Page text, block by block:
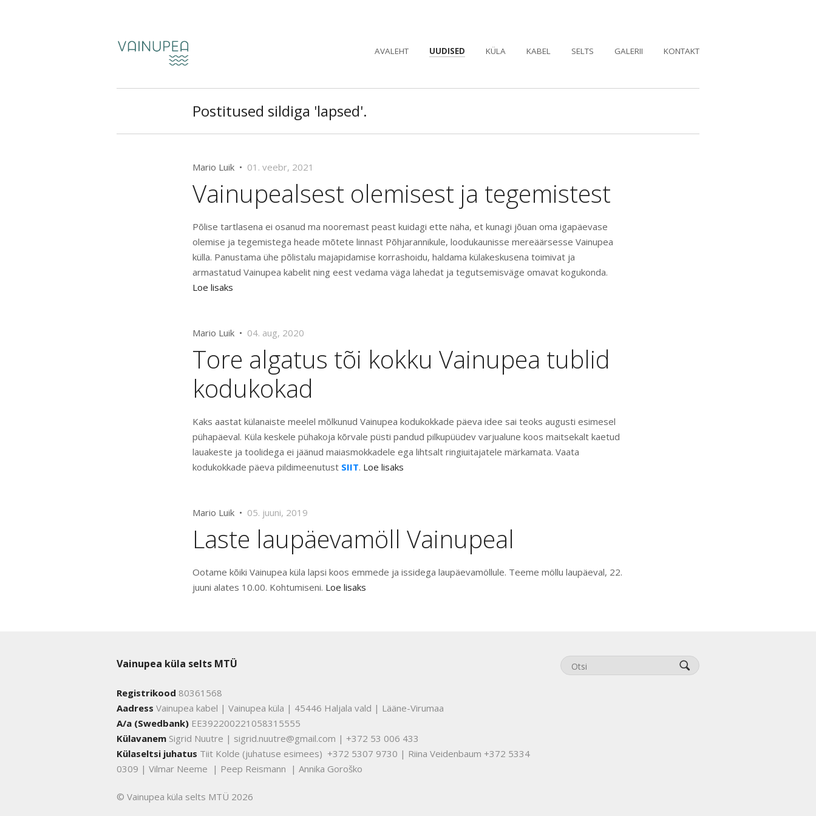
AVALEHT UUDISED KÜLA KABEL SELTS GALERII KONTAKT
Postitused sildiga 'lapsed'.
Mario Luik • 01. veebr, 2021
Vainupealsest olemisest ja tegemistest
Põlise tartlasena ei osanud ma nooremast peast kuidagi ette näha, et kunagi jõuan oma igapäevase
olemise ja tegemistega heade mõtete linnast Põhjarannikule, loodukaunisse mereäärsesse Vainupea
külla. Panustama ühe põlistalu majapidamise korrashoidu, haldama külakeskusena toimivat ja
armastatud Vainupea kabelit ning eest vedama väga lahedat ja tegutsemisväge omavat kogukonda.
Loe lisaks
Mario Luik • 04. aug, 2020
Tore algatus tõi kokku Vainupea tublid
kodukokad
Kaks aastat külanaiste meelel mõlkunud Vainupea kodukokkade päeva idee sai teoks augusti esimesel
pühapäeval. Küla keskele pühakoja kõrvale püsti pandud pilkupüüdev varjualune koos maitsekalt kaetud
lauakeste ja toolidega ei jäänud maiasmokkadele ega lihtsalt ringiuitajatele märkamata. Vaata
kodukokkade päeva pildimeenutust SIIT. Loe lisaks
Mario Luik • 05. juuni, 2019
Laste laupäevamöll Vainupeal
Ootame kõiki Vainupea küla lapsi koos emmede ja issidega laupäevamöllule. Teeme möllu laupäeval, 22.
juuni alates 10.00. Kohtumiseni. Loe lisaks
Vainupea küla selts MTÜ
Registrikood 80361568
Aadress Vainupea kabel | Vainupea küla | 45446 Haljala vald | Lääne-Virumaa
A/a (Swedbank) EE392200221058315555
Külavanem Sigrid Nuutre | sigrid.nuutre@gmail.com | +372 53 006 433
Külaseltsi juhatus Tiit Kolde (juhatuse esimees) +372 5307 9730 | Riina Veidenbaum +372 5334
0309 | Vilmar Neeme | Peep Reismann | Annika Goroško
© Vainupea küla selts MTÜ 2026